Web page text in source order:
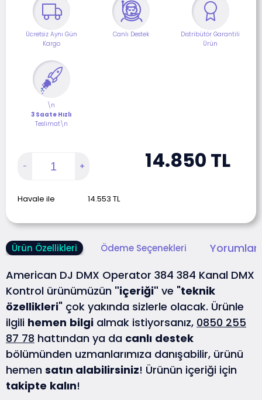
Ücretsiz Aynı Gün
Kargo
Canlı Destek
Distribütör Garantili
Ürün
\n
3 Saate Hızlı
Teslimat\n
14.850 TL
Havale ile 14.553 TL
Ürün Özellikleri Ödeme Seçenekleri
American DJ DMX Operator 384 384 Kanal DMX
Kontrol ürünümüzün "içeriği" ve "teknik
özellikleri" çok yakında sizlerle olacak. Ürünle
ilgili hemen bilgi almak istiyorsanız, 0850 255
87 78 hattından ya da canlı destek
bölümünden uzmanlarımıza danışabilir, ürünü
hemen satın alabilirsiniz! Ürünün içeriği için
takipte kalın!